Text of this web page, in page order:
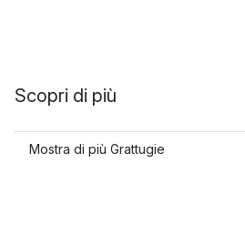
Scopri di più
Mostra di più Grattugie